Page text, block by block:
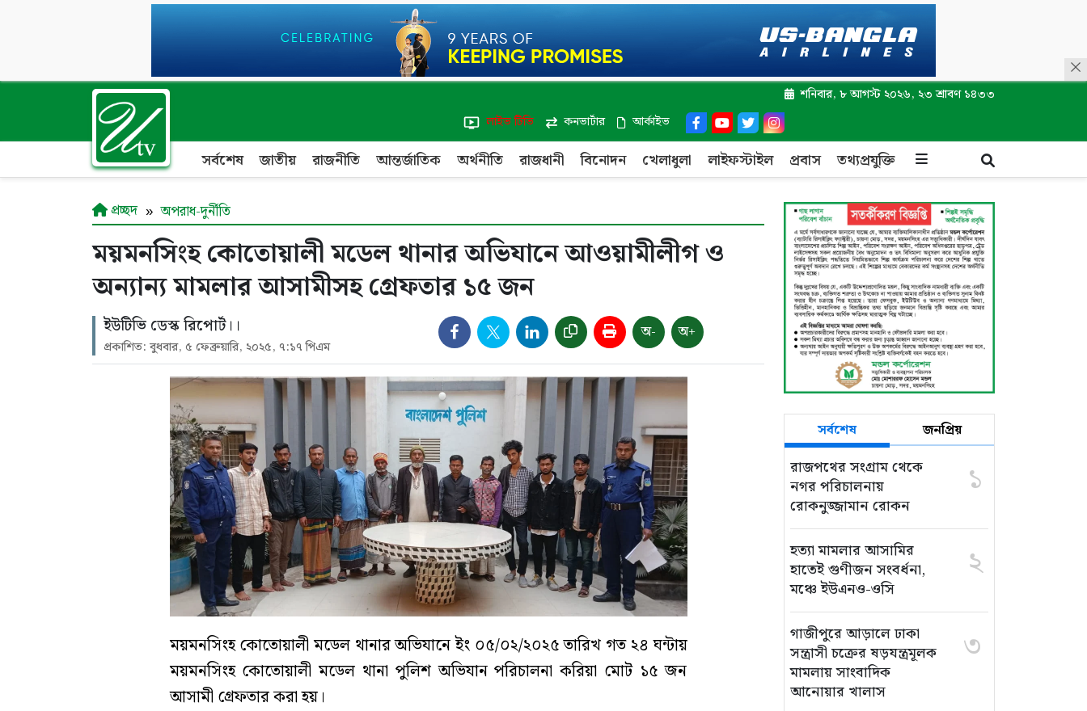
শনিবার, ৮ আগস্ট ২০২৬, ২৩ শ্রাবণ ১৪৩৩
লাইভ টিভি
কনভার্টার আর্কাইভ
সর্বশেষ জাতীয় রাজনীতি আন্তর্জাতিক অর্থনীতি রাজধানী বিনোদন খেলাধুলা লাইফস্টাইল প্রবাস তথ্যপ্রযুক্তি
প্রচ্ছদ অপরাধ-দুর্নীতি
ময়মনসিংহ কোতোয়ালী মডেল থানার অভিযানে আওয়ামীলীগ ও
অন্যান্য মামলার আসামীসহ গ্রেফতার ১৫ জন
ইউটিভি ডেস্ক রিপোর্ট।।
প্রকাশিত: বুধবার, ৫ ফেব্রুয়ারি, ২০২৫, ৭:১৭ পিএম
অ- অ+
ময়মনসিংহ কোতোয়ালী মডেল থানার অভিযানে ইং ০৫/০২/২০২৫ তারিখ গত ২৪ ঘন্টায়
ময়মনসিংহ কোতোয়ালী মডেল থানা পুলিশ অভিযান পরিচালনা করিয়া মোট ১৫ জন
আসামী গ্রেফতার করা হয়।
সর্বশেষ জনপ্রিয়
রাজপথের সংগ্রাম থেকে
নগর পরিচালনায়
রোকনুজ্জামান রোকন
১
হত্যা মামলার আসামির
হাতেই গুণীজন সংবর্ধনা,
মঞ্চে ইউএনও-ওসি
২
গাজীপুরে আড়ালে ঢাকা
সন্ত্রাসী চক্রের ষড়যন্ত্রমূলক
মামলায় সাংবাদিক
আনোয়ার খালাস
৩